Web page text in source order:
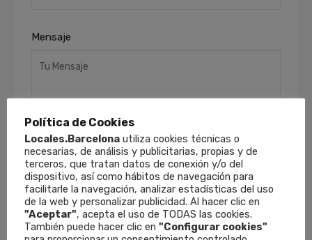
Mensaje
He leído y acepto laPolítica de Privacidad
Finalidades: Responder a sus solicitudes y
remitirle información comercial de nuestros
productos y servicios, incluso por medios
electrónicos.Derechos : Puede retirar su
Política de Cookies
Locales.Barcelona utiliza cookies técnicas o
necesarias, de análisis y publicitarias, propias y de
terceros, que tratan datos de conexión y/o del
dispositivo, así como hábitos de navegación para
facilitarle la navegación, analizar estadísticas del uso
de la web y personalizar publicidad. Al hacer clic en
"Aceptar", acepta el uso de TODAS las cookies.
También puede hacer clic en "Configurar cookies"